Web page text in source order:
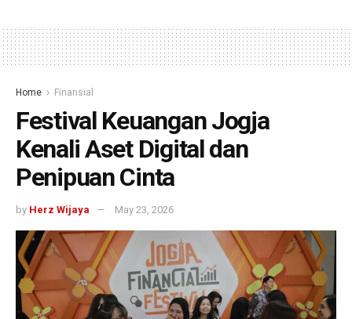
Home Finansial
Festival Keuangan Jogja
Kenali Aset Digital dan
Penipuan Cinta
by Herz Wijaya May 23, 2026